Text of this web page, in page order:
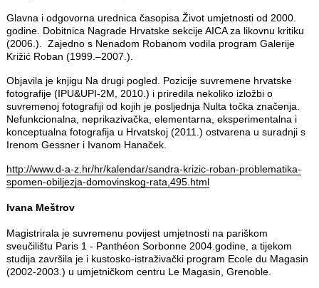
Glavna i odgovorna urednica časopisa Život umjetnosti od 2000.
godine. Dobitnica Nagrade Hrvatske sekcije AICA za likovnu kritiku
(2006.). Zajedno s Nenadom Robanom vodila program Galerije
Križić Roban (1999.–2007.).
Objavila je knjigu Na drugi pogled. Pozicije suvremene hrvatske
fotografije (IPU&UPI-2M, 2010.) i priredila nekoliko izložbi o
suvremenoj fotografiji od kojih je posljednja Nulta točka značenja.
Nefunkcionalna, neprikazivačka, elementarna, eksperimentalna i
konceptualna fotografija u Hrvatskoj (2011.) ostvarena u suradnji s
Irenom Gessner i Ivanom Hanaček.
http://www.d-a-z.hr/hr/kalendar/sandra-krizic-roban-problematika-
spomen-obiljezja-domovinskog-rata,495.html
Ivana Meštrov
Magistrirala je suvremenu povijest umjetnosti na pariškom
sveučilištu Paris 1 - Panthéon Sorbonne 2004.godine, a tijekom
studija završila je i kustosko-istraživački program Ecole du Magasin
(2002-2003.) u umjetničkom centru Le Magasin, Grenoble.